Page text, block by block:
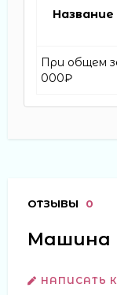
Название
При общем
000₽
ОТЗЫВЫ 0
Машина
НАПИСАТЬ